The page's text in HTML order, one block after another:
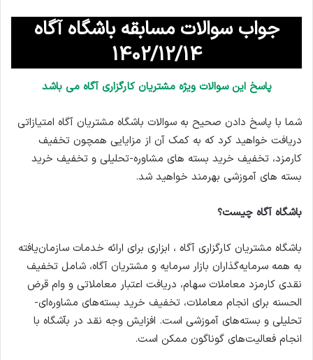
جواب سوالات مسابقه باشگاه آگاه
1402/12/14
پاسخ این سوالات ویژه مشتریان کارگزاری آگاه می باشد
شما با پاسخ دادن صحیح به سوالات باشگاه مشتریان آگاه امتیازاتی
دریافت خواهید کرد که به کمک آن از مزایایی همچون تخفیف
کارمزد، تخفیف خرید بسته های مشاوره-تحلیلی و تخفیف خرید
بسته های آموزشی بهرمند خواهید شد.
باشگاه آگاه چیست؟
باشگاه مشتریان کارگزاری آگاه ، ابزاری برای ارائه خدمات سازمان‌یافته
به همه سرمایه‌گذاران بازار سرمایه و مشتریان آگاه، شامل تخفیف
نقدی کارمزد معاملات سهام، دریافت اعتبار معاملاتی و وام قرض
الحسنه برای انجام معاملات، تخفیف خرید بسته‌های مشاوره‌ای-
تحلیلی و بسته‌های آموزشی است. افزایش وجه نقد در بآشگاه با
انجام فعالیت‌های گوناگون ممکن است.